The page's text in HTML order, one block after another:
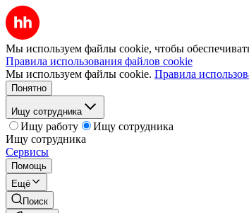
Мы используем файлы cookie, чтобы
Правила использования файлов cookie
Мы используем файлы cookie. Правила
Понятно
Ищу сотрудника
Ищу работу
Ищу сотрудника
Ищу сотрудника
Сервисы
Помощь
Ещё
Поиск